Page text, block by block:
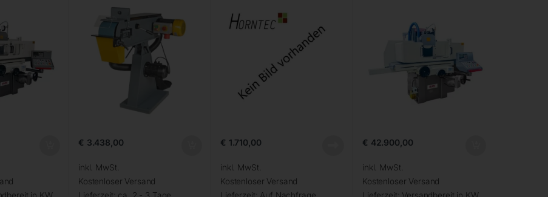
€ 3.438,00
inkl. MwSt.
Kostenloser Versand
€ 1.710,00
inkl. MwSt.
Kostenloser Versand
€ 42.900,00
inkl. MwSt.
Kostenloser Versand